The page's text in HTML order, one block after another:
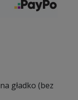
gładko (bez